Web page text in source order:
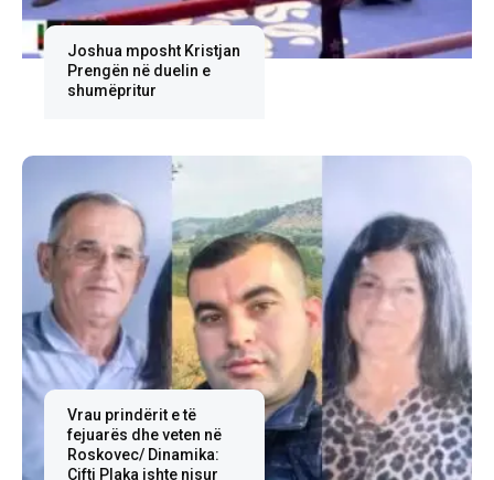
Joshua mposht Kristjan
Prengën në duelin e
shumëpritur
Vrau prindërit e të
fejuarës dhe veten në
Roskovec/ Dinamika:
Çifti Plaka ishte nisur